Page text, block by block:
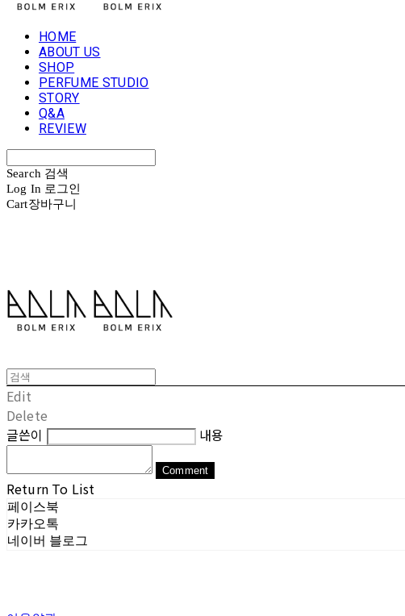
HOME
ABOUT US
SHOP
PERFUME STUDIO
STORY
Q&A
REVIEW
Search 검색
Log In 로그인
Cart장바구니
Edit
Delete
글쓴이
내용
Comment
Return To List
페이스북
카카오톡
네이버 블로그